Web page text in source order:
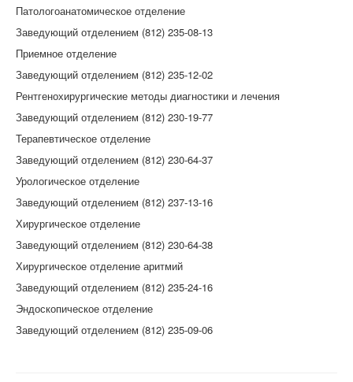
Патологоанатомическое отделение
Заведующий отделением (812) 235-08-13
Приемное отделение
Заведующий отделением (812) 235-12-02
Рентгенохирургические методы диагностики и лечения
Заведующий отделением (812) 230-19-77
Терапевтическое отделение
Заведующий отделением (812) 230-64-37
Урологическое отделение
Заведующий отделением (812) 237-13-16
Хирургическое отделение
Заведующий отделением (812) 230-64-38
Хирургическое отделение аритмий
Заведующий отделением (812) 235-24-16
Эндоскопическое отделение
Заведующий отделением (812) 235-09-06